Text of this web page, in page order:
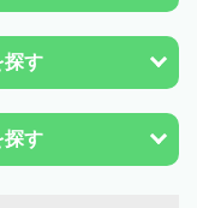
探す
探す